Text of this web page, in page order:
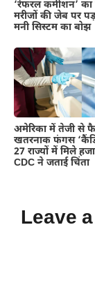
‘रेफरल कमीशन’ का
मरीजों की जेब पर
मनी सिस्टम का बोझ
अमेरिका में तेजी से
खतरनाक फंगस
27 राज्यों में मिले
CDC ने जताई चिंता
Leave